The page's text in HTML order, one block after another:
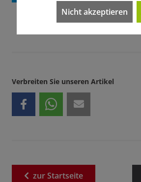
Verbreiten Sie unseren Artikel
zurStartseite
Nicht akzeptieren